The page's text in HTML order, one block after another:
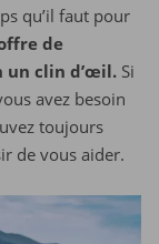
qu’il faut pour
de
un clin d’œil. Si
avez besoin
toujours
de vous aider.